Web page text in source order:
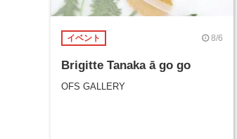
イベント 8/6
Brigitte Tanaka ā go go
OFS GALLERY